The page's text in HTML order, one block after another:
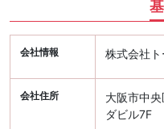
会社情報 株式会社
会社住所
大阪市中
ダビル7F